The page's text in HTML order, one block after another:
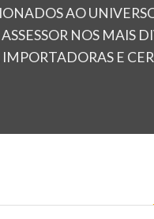
AO
NOS MAIS
E